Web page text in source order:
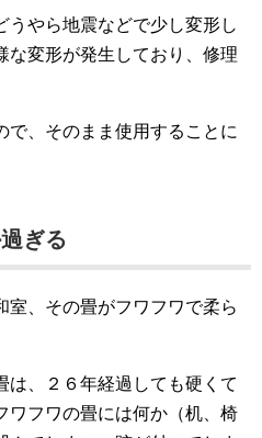
うやら地震などで少し変形し
な変形が発生しており、修理
で、そのまま使用することに
ぎる
室、その畳がフワフワで柔ら
は、２６年経過しても硬くて
ワフワの畳には何か（机、椅